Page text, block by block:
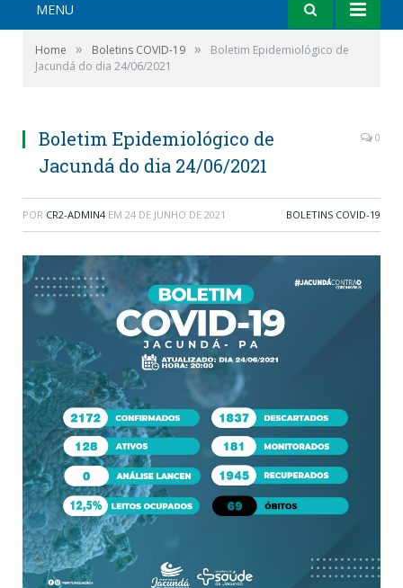
MENU
Home » Boletins COVID-19 »
Boletim Epidemiológico de
Jacundá do dia 24/06/2021
Boletim Epidemiológico de
Jacundá do dia 24/06/2021
0
POR CR2-ADMIN4 EM 24 DE JUNHO DE 2021 BOLETINS COVID-19